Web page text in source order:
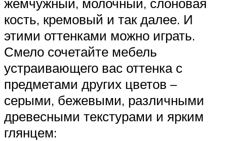
кость, кремовый и так далее. И
этими оттенками можно играть.
Смело сочетайте мебель
устраивающего вас оттенка с
предметами других цветов –
серыми, бежевыми, различными
древесными текстурами и ярким
глянцем: